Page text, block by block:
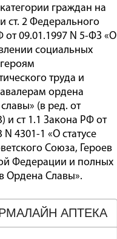
граждан на
ст. 2 Федерального
от 09.01.1997 N 5-ФЗ «О
социальных
труда и
ордена
(в ред. от
и ст 1.1 Закона РФ от
N 4301-1 «О статусе
Союза, Героев
Федерации и полных
Ордена Славы».
АПТЕКА